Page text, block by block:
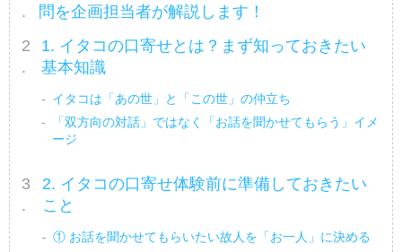
問を企画担当者が解説します！
1. イタコの口寄せとは？まず知っておきたい
基本知識
イタコは「あの世」と「この世」の仲立ち
「双方向の対話」ではなく「お話を聞かせてもらう」イメ
ージ
2. イタコの口寄せ体験前に準備しておきたい
こと
① お話を聞かせてもらいたい故人を「お一人」に決める